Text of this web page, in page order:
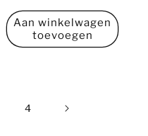
Aan winkelwagen
toevoegen
4